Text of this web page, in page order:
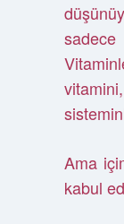
Ama
kabul